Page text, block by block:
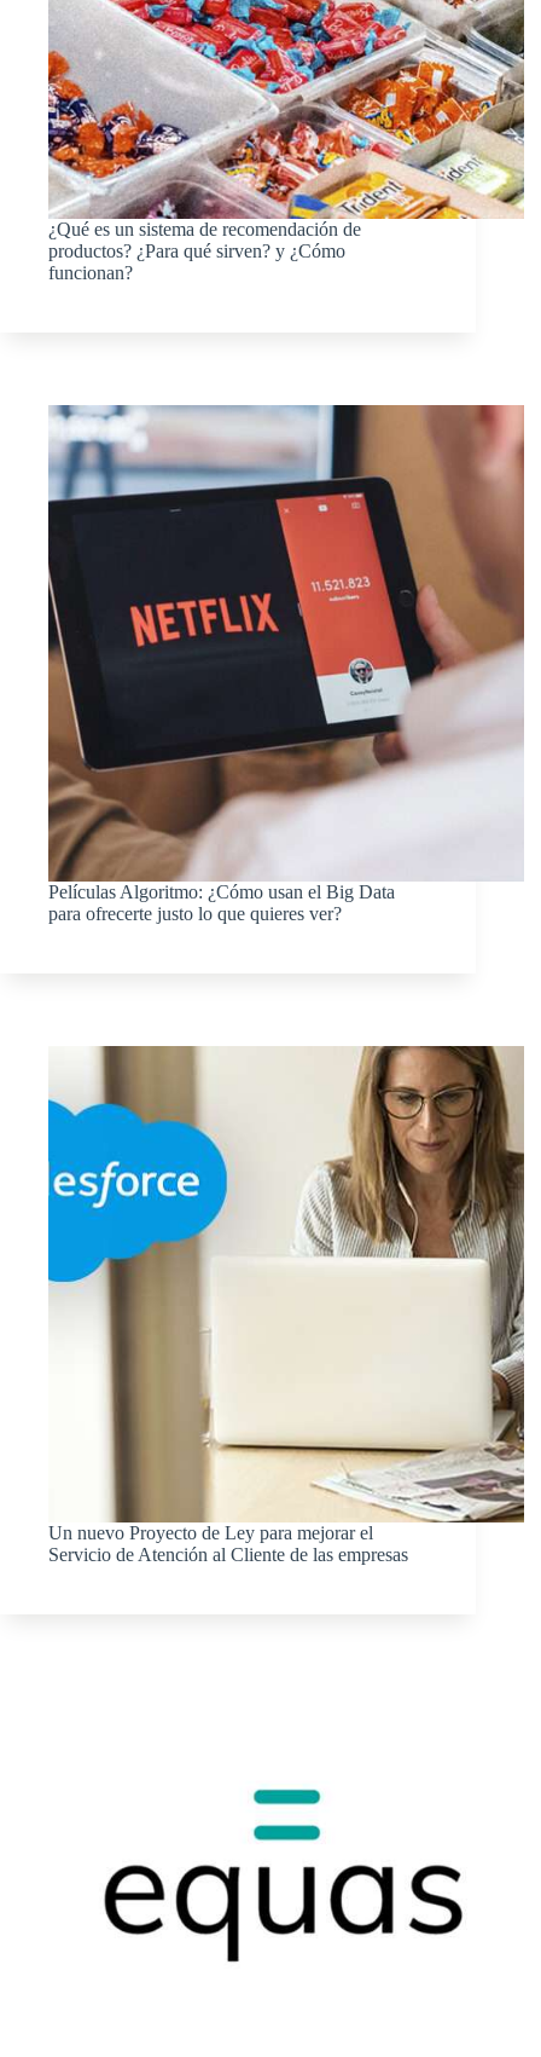
¿Qué es un sistema de recomendación de
productos? ¿Para qué sirven? y ¿Cómo
funcionan?
Películas Algoritmo: ¿Cómo usan el Big Data
para ofrecerte justo lo que quieres ver?
Un nuevo Proyecto de Ley para mejorar el
Servicio de Atención al Cliente de las empresas